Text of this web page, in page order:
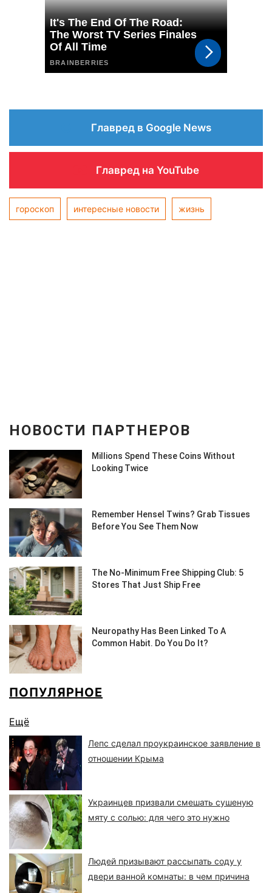
Главред в Google News
Главред на YouTube
гороскоп интересные новости жизнь
ПОПУЛЯРНОЕ
Ещё
Лепс сделал проукраинское заявление в
отношении Крыма
Украинцев призвали смешать сушеную
мяту с солью: для чего это нужно
Людей призывают рассыпать соду у
двери ванной комнаты: в чем причина